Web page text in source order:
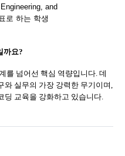
and
로 하는 학생
까요?
를 넘어선 핵심 역량입니다. 데
와 실무의 가장 강력한 무기이며,
딩 교육을 강화하고 있습니다.